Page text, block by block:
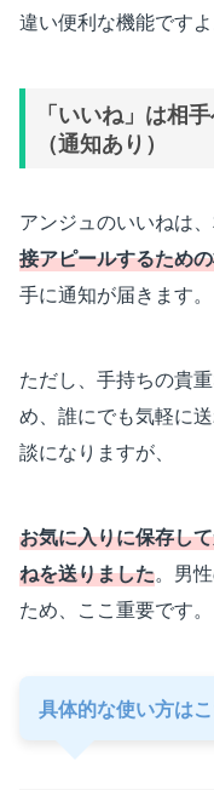
違い便利な機能ですよ
「いいね」は相
（通知あり）
アンジュのいいねは
接アピールするため
手に通知が届きます。
ただし、手持ちの貴
め、誰にでも気軽に
談になりますが、
お気に入りに保存し
ねを送りました。男
ため、ここ重要です。
具体的な使い方は